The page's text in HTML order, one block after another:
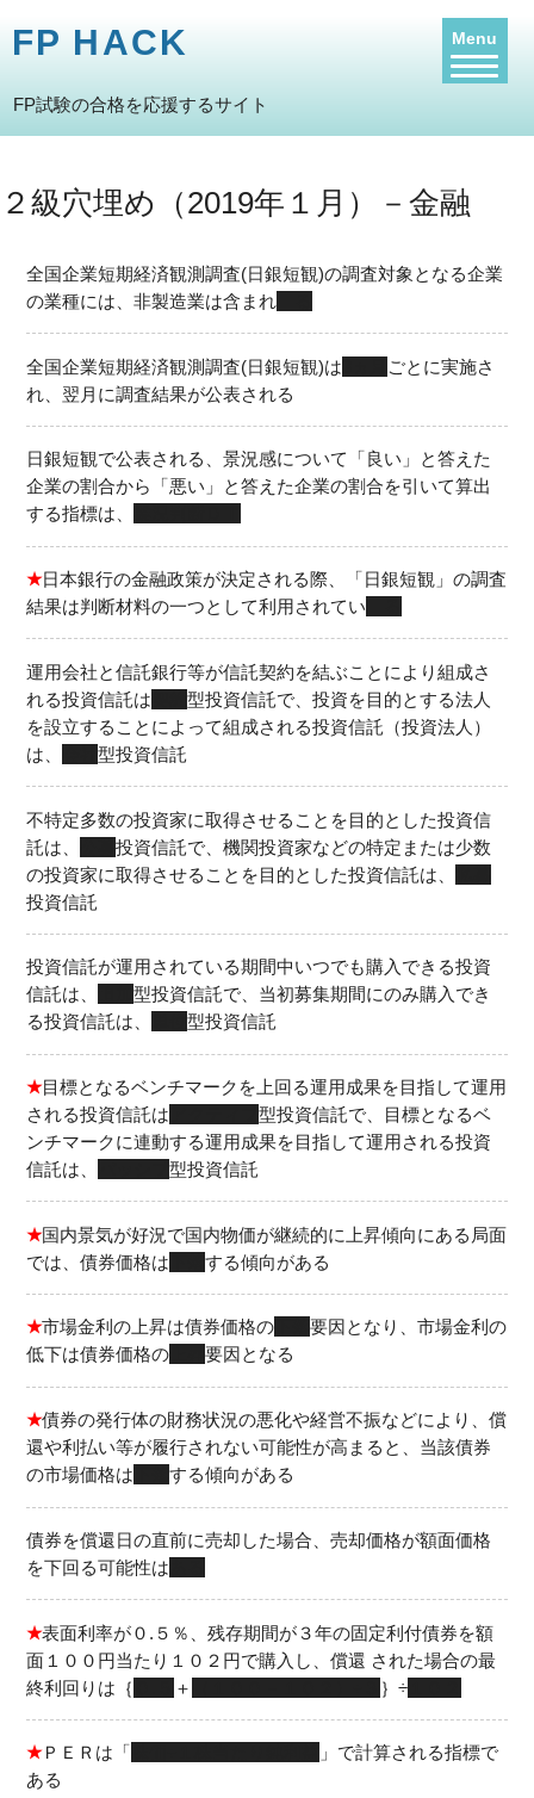
FP HACK
FP試験の合格を応援するサイト
２級穴埋め（2019年１月）－金融
全国企業短期経済観測調査(日銀短観)の調査対象となる企業
の業種には、非製造業は含まれる
全国企業短期経済観測調査(日銀短観)は
ごとに実施さ
れ、翌月に調査結果が公表される
日銀短観で公表される、景況感について「良い」と答えた
企業の割合から「悪い」と答えた企業の割合を引いて算出
する指標は、
★日本銀行の金融政策が決定される際、「日銀短観」の調査
結果は判断材料の一つとして利用されてい
運用会社と信託銀行等が信託契約を結ぶことにより組成さ
れる投資信託は
型投資信託で、投資を目的とする法人
を設立することによって組成される投資信託（投資法人）
は、
型投資信託
不特定多数の投資家に取得させることを目的とした投資信
託は、
投資信託で、機関投資家などの特定または少数
の投資家に取得させることを目的とした投資信託は、
投資信託
投資信託が運用されている期間中いつでも購入できる投資
信託は、
型投資信託で、当初募集期間にのみ購入でき
る投資信託は、
型投資信託
★目標となるベンチマークを上回る運用成果を目指して運用
される投資信託は
型投資信託で、目標となるベ
ンチマークに連動する運用成果を目指して運用される投資
信託は、
型投資信託
★国内景気が好況で国内物価が継続的に上昇傾向にある局面
では、債券価格は
する傾向がある
★市場金利の上昇は債券価格の下落 要因となり、市場金利の
低下は債券価格の上昇 要因となる
★債券の発行体の財務状況の悪化や経営不振などにより、償
還や利払い等が履行されない可能性が高まると、当該債券
の市場価格は
する傾向がある
債券を償還日の直前に売却した場合、売却価格が額面価格
を下回る可能性は
★表面利率が０.５％、残存期間が３年の固定利付債券を額
面１００円当たり１０２円で購入し、償還 された場合の最
終利回りは｛
＋ ｝÷１０２
★ＰＥＲは「
」で計算される指標で
ある
Menu